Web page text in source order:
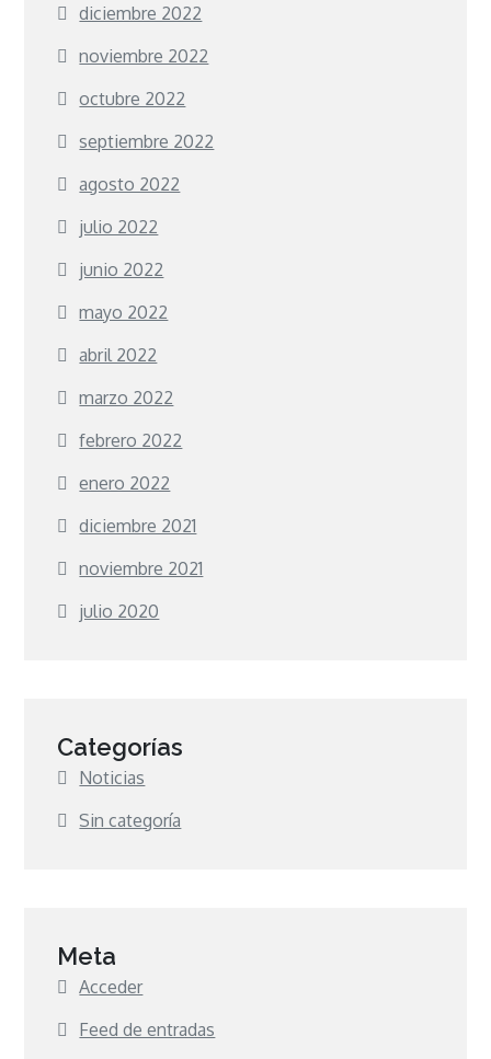
diciembre 2022
noviembre 2022
octubre 2022
septiembre 2022
agosto 2022
julio 2022
junio 2022
mayo 2022
abril 2022
marzo 2022
febrero 2022
enero 2022
diciembre 2021
noviembre 2021
julio 2020
Categorías
Noticias
Sin categoría
Meta
Acceder
Feed de entradas